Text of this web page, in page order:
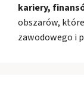
kariery,
obszarów,
zawodowego i